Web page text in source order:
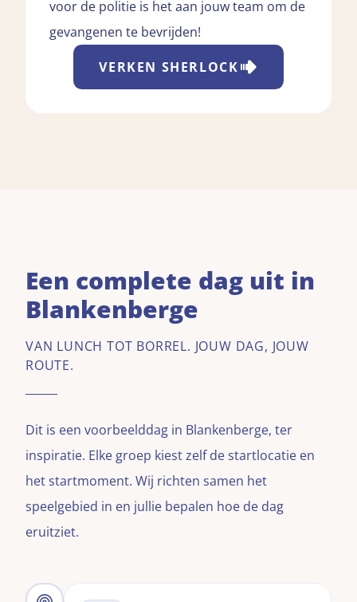
voor de politie is het aan jouw team om de
gevangenen te bevrijden!
VERKEN SHERLOCK
Een complete dag uit in
Blankenberge
VAN LUNCH TOT BORREL. JOUW DAG, JOUW
ROUTE.
Dit is een voorbeelddag in Blankenberge, ter
inspiratie. Elke groep kiest zelf de startlocatie en
het startmoment. Wij richten samen het
speelgebied in en jullie bepalen hoe de dag
eruitziet.